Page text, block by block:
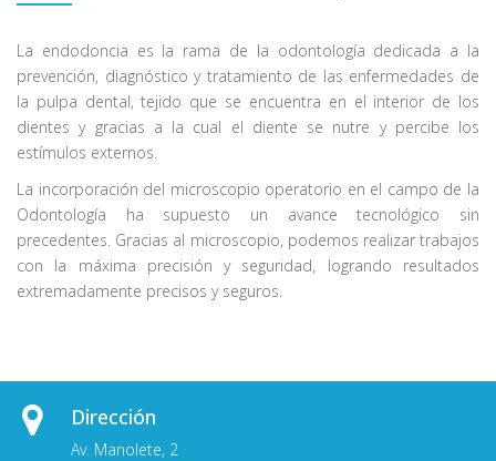
La endodoncia es la rama de la odontología dedicada a la
prevención, diagnóstico y tratamiento de las enfermedades de
la pulpa dental, tejido que se encuentra en el interior de los
dientes y gracias a la cual el diente se nutre y percibe los
estímulos externos.
La incorporación del microscopio operatorio en el campo de la
Odontología ha supuesto un avance tecnológico sin
precedentes. Gracias al microscopio, podemos realizar trabajos
con la máxima precisión y seguridad, logrando resultados
extremadamente precisos y seguros.
Dirección
Av. Manolete, 2